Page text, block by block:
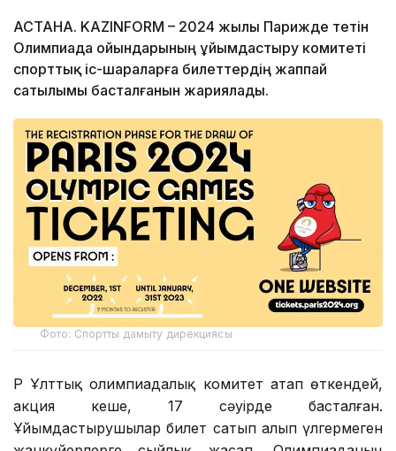
АСТАНА. KAZINFORM – 2024 жылы Парижде өтетін
Олимпиада ойындарының ұйымдастыру комитеті
спорттық іс-шараларға билеттердің жаппай
сатылымы басталғанын жариялады.
Фото: Спортты дамыту дирекциясы
ҚР Ұлттық олимпиадалық комитет атап өткендей,
акция кеше, 17 сәуірде басталған.
Ұйымдастырушылар билет сатып алып үлгермеген